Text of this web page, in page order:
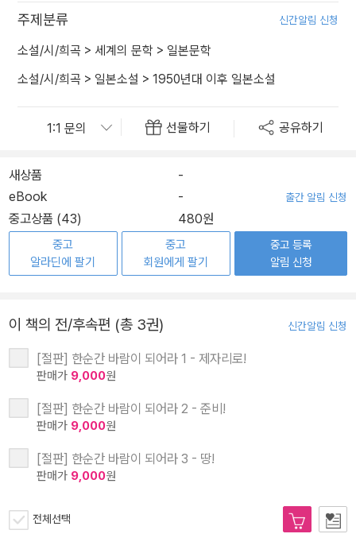
주제분류 신간알림 신청
소설/시/희곡 > 세계의 문학 > 일본문학
소설/시/희곡 > 일본소설 > 1950년대 이후 일본소설
선물하기 공유하기
새상품
-
eBook
- 출간 알림 신청
중고상품 (43) 480원
중고
알라딘에 팔기
중고
회원에게 팔기
중고 등록
알림 신청
이 책의 전/후속편 (총 3권) 신간알림 신청
[절판] 한순간 바람이 되어라 1 - 제자리로!
판매가 9,000원
[절판] 한순간 바람이 되어라 2 - 준비!
판매가 9,000원
[절판] 한순간 바람이 되어라 3 - 땅!
판매가 9,000원
전체선택